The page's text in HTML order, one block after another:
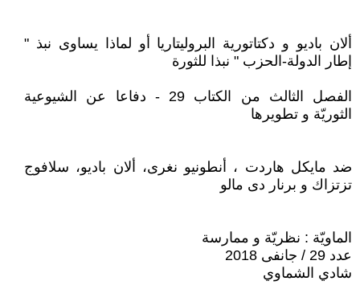
ألان باديو و دكتاتورية البروليتاريا أو لماذا يساوى نبذ "
إطار الدولة-الحزب " نبذا للثورة
الفصل الثالث من الكتاب 29 - دفاعا عن الشيوعية
الثوريّة و تطويرها
ضد مايكل هاردت ، أنطونيو نغرى، ألان باديو، سلافوج
تزتزاك و برنار دى مالو
الماويّة : نظريّة و ممارسة
عدد 29 / جانفى 2018
شادي الشماوي